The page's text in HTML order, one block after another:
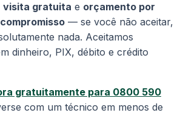
visita gratuita e orçamento por
— se você não aceitar,
nada. Aceitamos
dinheiro, PIX, débito e crédito
gratuitamente para 0800 590
com um técnico em menos de